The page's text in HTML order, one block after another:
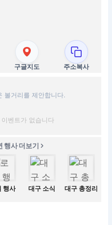
구글지도 주소복사
볼거리를 제안합니다.
벤트가 없습니다
행사 더보기
행사 대구 소식 대구 총정리